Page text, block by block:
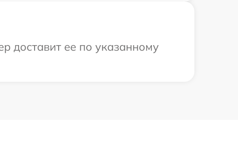
доставит ее по указанному